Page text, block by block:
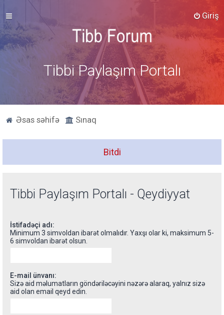
Giriş
Tibbi Paylaşım Portalı
Əsas səhifə Sınaq
Bitdi
Tibbi Paylaşım Portalı - Qeydiyyat
İstifadəçi adı:
Minimum 3 simvoldan ibarət olmalıdır. Yaxşı olar ki, maksimum 5-
6 simvoldan ibarət olsun.
E-mail ünvanı:
Sizə aid məlumatların göndəriləcəyini nəzərə alaraq, yalnız sizə
aid olan email qeyd edin.